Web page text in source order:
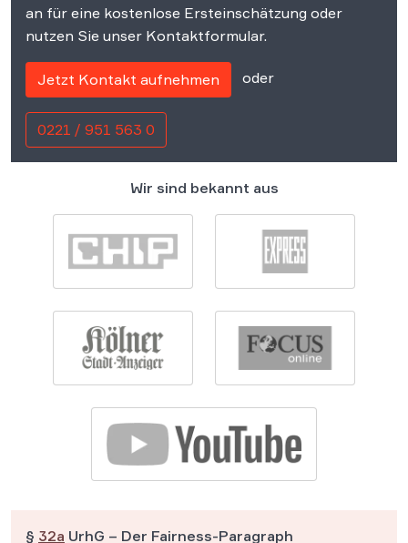
an für eine kostenlose Ersteinschätzung oder
nutzen Sie unser Kontaktformular.
Jetzt Kontakt aufnehmen oder
0221 / 951 563 0
Wir sind bekannt aus
§ 32a UrhG – Der Fairness-Paragraph